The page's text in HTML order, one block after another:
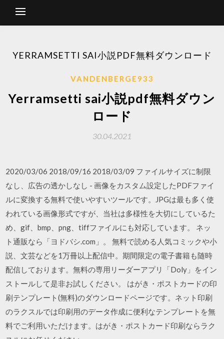
YERRAMSETTI SAI小説PDF無料ダウンロード
VANDENBERGE933
Yerramsetti sai小説pdf無料ダウン
ロード
30.04.2021
2020/03/06 2018/09/16 2018/03/09 ファイルサイズに制限
なし、広告の透かしなし - 画像をカスタム設定したPDFファイ
ルに変換する無料で使いやすいツールです。JPGは最も多く使
われている画像形式ですが、当社は多様性を大切にしているた
め、gif、bmp、png、tiffファイルにも対応しています。 ネッ
ト通販なら「ヨドバシ.com」。 無料で読める人気コミックや小
説、文芸などを1万冊以上配信中。期間限定の電子書籍も随時
配信しております。無料の専用リーダーアプリ「Doly」をイン
ストールして是非お試しください。 はがき・ポストカードの印
刷テンプレート(無料)のダウンロードページです。ネット印刷
のラクスルでは印刷用のデータ作成に便利なテンプレートを無
料でご利用いただけます。はがき・ポストカード印刷ならラク